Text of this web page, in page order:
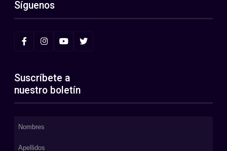
Síguenos
Suscríbete a
nuestro boletín